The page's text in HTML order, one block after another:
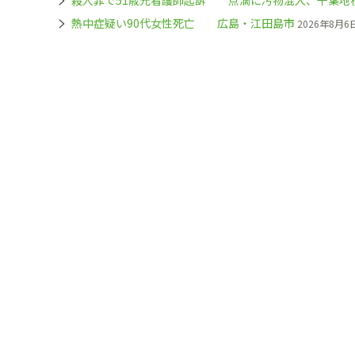
熱中症疑い90代女性死亡 広島・江田島市 2026年8月6